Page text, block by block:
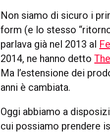
Non siamo di sicuro i
form (e lo stesso
parlava già nel 2013 al
2014, ne hanno detto
Ma l’estensione dei
anni è cambiata.
Oggi abbiamo a
cui possiamo prendere